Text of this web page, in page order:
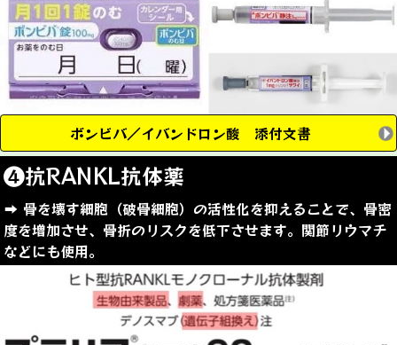
ボンビバ／イバンドロン酸 添付文書
❹抗RANKL抗体薬
➡︎ 骨を壊す細胞（破骨細胞）の活性化を抑えることで、骨密
度を増加させ、骨折のリスクを低下させます。関節リウマチ
などにも使用。